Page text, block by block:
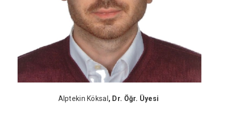
Alptekin Köksal , Dr. Öğr. Üyesi